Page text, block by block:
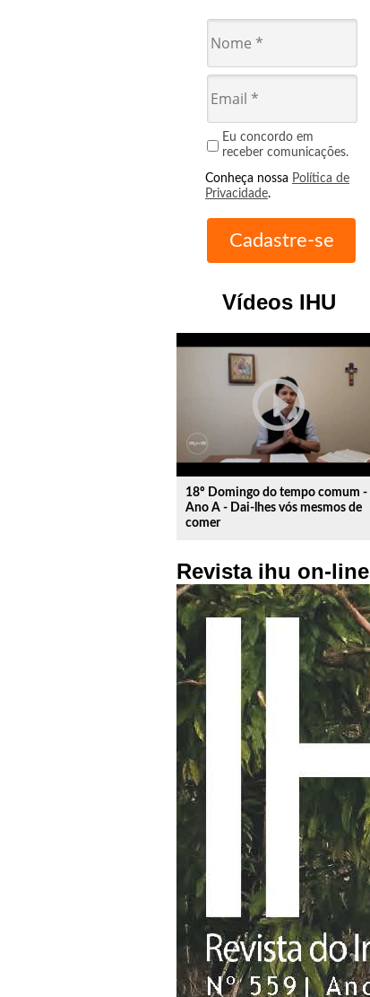
Eu concordo em
receber comunicações.
Conheça nossa Política de
Privacidade.
Vídeos IHU
play_circle_outline
18º Domingo do tempo comum -
Ano A - Dai-lhes vós mesmos de
comer
Revista ihu on-line